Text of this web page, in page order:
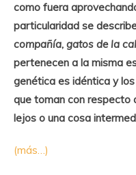
como fuera
particularidad se
compañía, gatos de la
pertenecen a la misma
genética es idéntica y
que toman con respecto
lejos o una cosa
(más…)